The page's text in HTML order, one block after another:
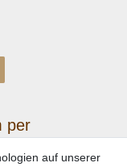
per
auf unserer